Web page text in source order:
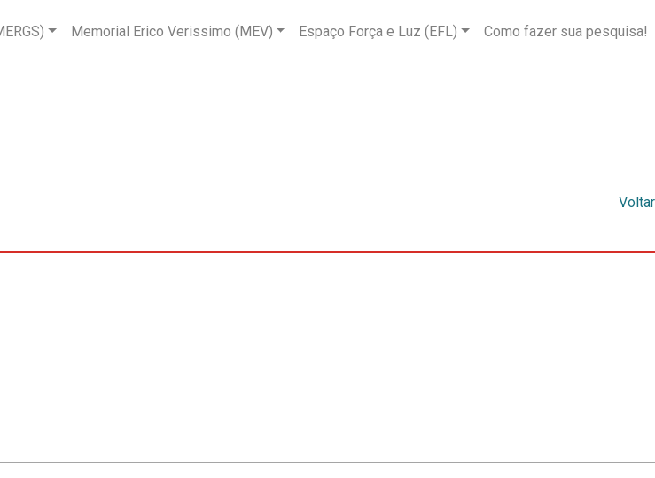
Memorial Erico Verissimo (MEV) Espaço Força e Luz (EFL) Como fazer sua pesquisa!
Voltar